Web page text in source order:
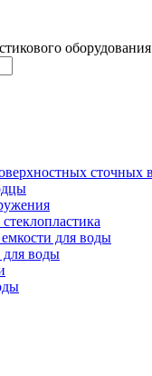
оборудования
сточных
для воды
для воды